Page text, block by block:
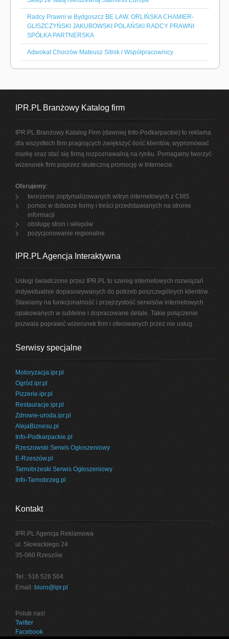
Radcy Prawni w Bydgoszcz BE LAW. ORLIŃSKA CHAMIER-
GLISZCZYŃSKI JAKUBOWSKI POLAŃSKI RADCY PRAWNI
SPÓŁKA PARTNERSKA
Adwokat Chorzów Mateusz Sitnik i Współpracownicy
IPR.PL Branżowy Katalog firm
IPR.PL Branżowy Katalog Firm (dawniej Info-Podkarpackie) to reklama
dla wszystkich firm pragnących zwiększyć ilość klientów, wypromować
markę oraz stać się firmą rozpoznawalną na rynku. Pomagamy tworzyć
wizerunek firm poprzez skuteczną promocję w Internecie.
Oferujemy:
tworzenie zoptymalizowanych witryn internetowych z CMS
pomoc w doborze formy i treści przedstawianych na stronie
informacji
obsługę stron i sklepów
pozycjonowanie regionalne
IPR.PL Agencja Interaktywna
Usługi świadczone przez IPR.PL to szereg internetowych rozwiązań
indywidualnie dopasowywanych do potrzeb poszczególnych klientów.
Stawiamy na funkcjonalność i przejrzystość serwisów internetowych
opakowanych w subtelne i dopracowane detale. Takie połączenie
pozwala poprawić wizerunek firm i oferowanych przez nie usług.
Serwisy specjalne
Motoryzacja.ipr.pl
Ogród.ipr.pl
Pizzerie.ipr.pl
Restauracje.ipr.pl
Zdrowie-uroda.ipr.pl
AlejaBiznesu.pl
Info-Podkarpackie.pl
Rzeszowski Serwis Ogłoszeniowy
E-Rzeszów.pl
Tarnobrzeski Serwis Ogłoszeniowy
Info-Tarnobrzeg.pl
Kontakt
IPR.PL Agencja Reklamowa
ul. Słowackiego 24
35-060 Rzeszów
Tel.: 516 526 504
Email: biuro@ipr.pl
Polub nas!
Twitter
Facebook